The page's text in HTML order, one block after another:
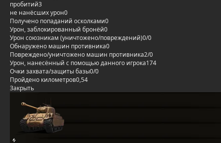
пробитий3
не нанёсших урон0
Получено попаданий осколками0
Урон, заблокированный бронёй0
Урон союзникам (уничтожено/повреждений)0/0
Обнаружено машин противника0
Повреждено/уничтожено машин противника2/0
Урон, нанесённый с помощью данного игрока174
Очки захвата/защиты базы0/0
Пройдено километров0,54
Закрыть